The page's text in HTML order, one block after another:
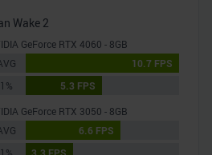
Wake 2
GeForce RTX 4060 - 8GB
10.7 FPS
1%
5.3 FPS
GeForce RTX 3050 - 8GB
6.6 FPS